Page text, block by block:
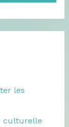
les
culturelle